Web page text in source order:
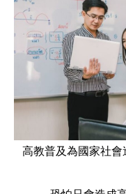
高教普及為國家社會